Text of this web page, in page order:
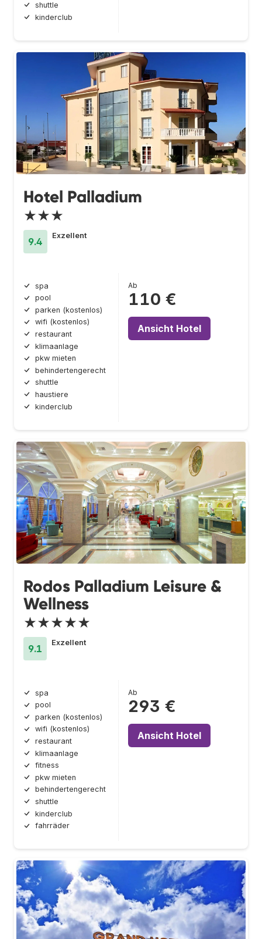
shuttle
kinderclub
Hotel Palladium
★★★
9.4
Exzellent
spa
pool
parken (kostenlos)
wifi (kostenlos)
restaurant
klimaanlage
pkw mieten
behindertengerecht
shuttle
haustiere
kinderclub
Ab
110 €
Ansicht Hotel
Rodos Palladium Leisure &
Wellness
★★★★★
9.1
Exzellent
spa
pool
parken (kostenlos)
wifi (kostenlos)
restaurant
klimaanlage
fitness
pkw mieten
behindertengerecht
shuttle
kinderclub
fahrräder
Ab
293 €
Ansicht Hotel